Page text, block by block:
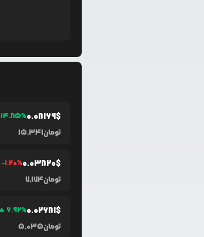
14.85%0.08169$
15,341تومان
-1.20%0.03820$
7,174تومان
6.92%0.02681$
5,035تومان